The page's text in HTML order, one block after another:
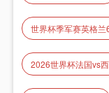
世界杯季军赛英格兰
2026世界杯法国vs